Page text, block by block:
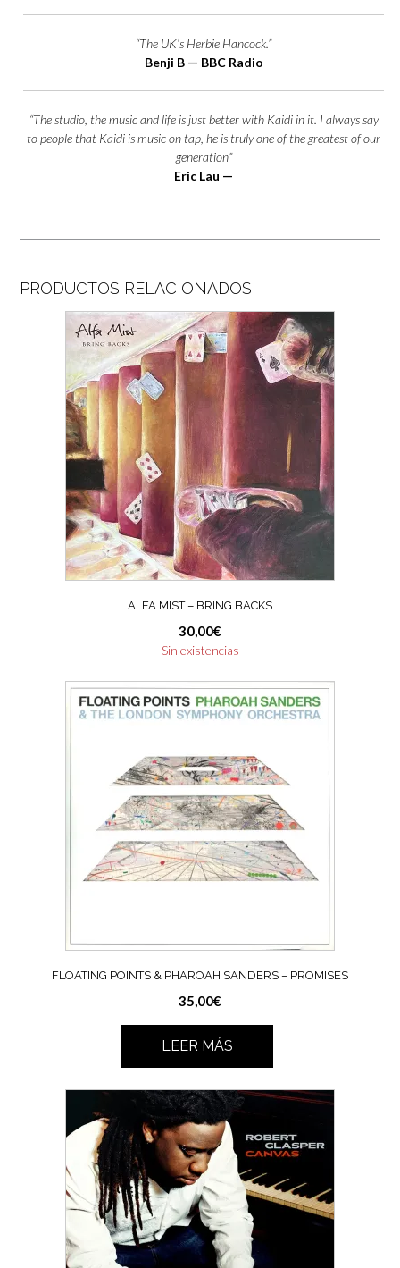
“The UK’s Herbie Hancock.”
Benji B — BBC Radio
“The studio, the music and life is just better with Kaidi in it. I always say
to people that Kaidi is music on tap, he is truly one of the greatest of our
generation”
Eric Lau —
PRODUCTOS RELACIONADOS
ALFA MIST – BRING BACKS
30,00€
Sin existencias
FLOATING POINTS & PHAROAH SANDERS – PROMISES
35,00€
LEER MÁS